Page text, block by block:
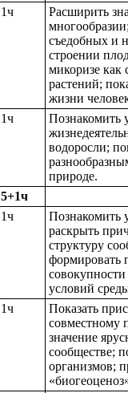
1ч
Расширить
съедобных и
строении
микоризе как
растений;
жизни
1ч
Познакомить
водоросли;
природе.
5+1ч
1ч
Познакомить
раскрыть
структуру
формировать
условий
1ч
Показать
совместному
значение
сообществе;
организмов;